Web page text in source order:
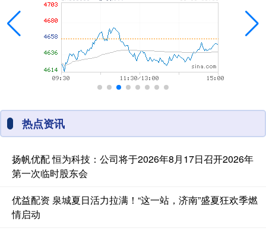
热点资讯
扬帆优配 恒为科技：公司将于2026年8月17日召开2026年
第一次临时股东会
优益配资 泉城夏日活力拉满！“这一站，济南”盛夏狂欢季燃
情启动